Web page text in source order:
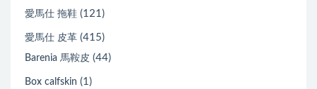
愛馬仕 拖鞋 (121)
愛馬仕 皮革 (415)
Barenia 馬鞍皮 (44)
Box calfskin (1)